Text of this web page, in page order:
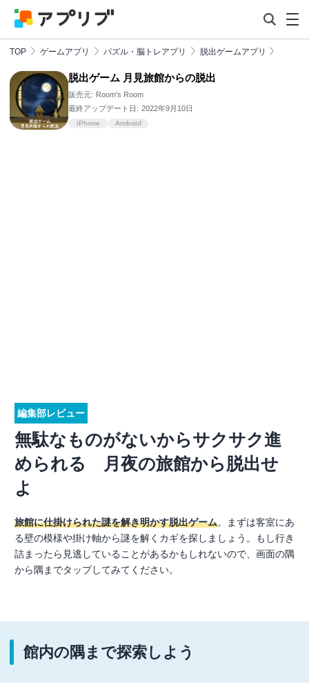
TOP ゲームアプリ パズル・脳トレアプリ 脱出ゲームアプリ
脱出ゲーム 月見旅館からの脱出
販売元: Room's Room
最終アップデート日: 2022年9月10日
iPhone Android
編集部レビュー
無駄なものがないからサクサク進
められる 月夜の旅館から脱出せ
よ
旅館に仕掛けられた謎を解き明かす脱出ゲーム。まずは客室にあ
る壁の模様や掛け軸から謎を解くカギを探しましょう。もし行き
詰まったら見逃していることがあるかもしれないので、画面の隅
から隅までタップしてみてください。
館内の隅まで探索しよう